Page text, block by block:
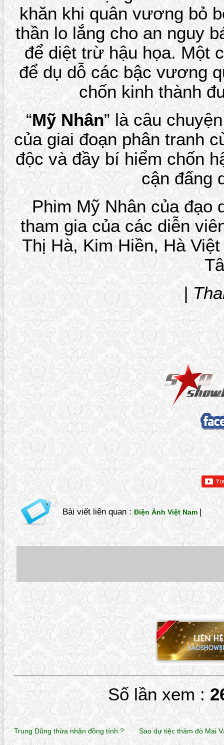
khăn khi quân vương bỏ
thần lo lắng cho an nguy
để diệt trừ hậu họa. Một
để dụ dỗ các bậc vương
chốn kinh thành
“Mỹ Nhân” là câu
của giai đoạn phân tranh
độc và đầy bí hiểm chốn
cận đấng
Phim Mỹ Nhân của đạo
tham gia của các diễn
Thị Hà, Kim Hiền, Hà
|
Bài viết liên quan : Điện Ảnh Việt Nam |
Số lần xem :
Trung Dũng thừa nhận đồng tính ? Sao dự tiệc thảm đỏ Mai